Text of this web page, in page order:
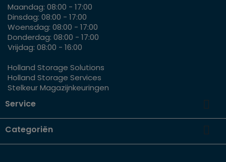
Maandag: 08:00 - 17:00
Dinsdag: 08:00 - 17:00
Woensdag: 08:00 - 17:00
Donderdag: 08:00 - 17:00
Vrijdag: 08:00 - 16:00
Holland Storage Solutions
Holland Storage Services
Stelkeur Magazijnkeuringen
Service 
Categoriën 